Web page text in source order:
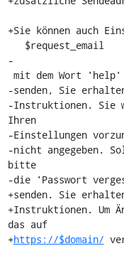
+Sie können auch
-
-senden, Sie
-Instruktionen. Sie
Ihren
-Einstellungen
-nicht angegeben.
bitte
-die 'Passwort
+senden. Sie
+Instruktionen. Um
das auf
+https://$domain/